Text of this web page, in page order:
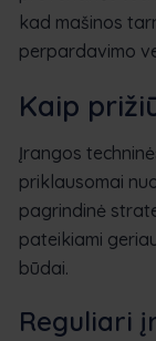
kad mašinos
perpardavimo
Kaip
Įrangos
priklausomai
pagrindinė
pateikiami
būdai.
Reguliari